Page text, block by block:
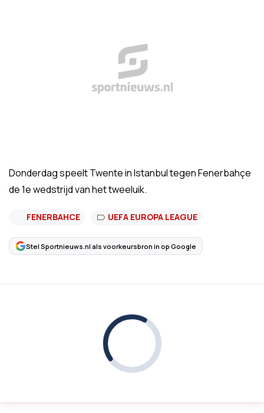
Donderdag speelt Twente in Istanbul tegen Fenerbahçe
de 1e wedstrijd van het tweeluik.
FENERBAHCE UEFA EUROPA LEAGUE
Stel Sportnieuws.nl als voorkeursbron in op Google